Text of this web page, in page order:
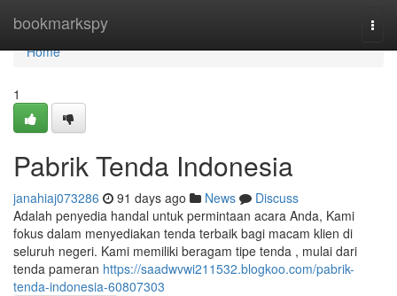
bookmarkspy
Home
Home
1
Pabrik Tenda Indonesia
janahiaj073286 91 days ago News
Discuss
Adalah penyedia handal untuk permintaan acara Anda, Kami
fokus dalam menyediakan tenda terbaik bagi macam klien di
seluruh negeri. Kami memiliki beragam tipe tenda , mulai dari
tenda pameran https://saadwvwi211532.blogkoo.com/pabrik-
tenda-indonesia-60807303